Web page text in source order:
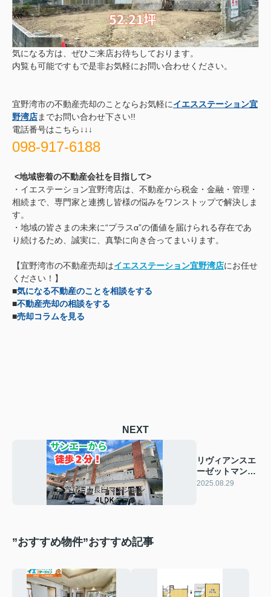
気になる方は、ぜひご来店お待ちしております。
内覧も可能ですもで是非お気軽にお問い合わせください。
宜野湾市の不動産売却のことならお気軽にイエスステーション宜
野湾店までお問い合わせ下さい!!
電話番号はこちら↓↓↓
098-917-6188
<地域密着の不動産会社を目指して>
・イエステーション宜野湾店は、不動産から税金・金融・管理・
相続まで、専門家と連携し皆様の悩みをワンストップで解決しま
す。
・地域の皆さまの未来に“プラスα”の価値を届けられる存在であ
り続けるため、誠実に、真摯に向き合ってまいります。
【宜野湾市の不動産売却はイエスステーション宜野湾店にお任せ
ください！】
■気になる不動産のことを相談をする
■不動産売却の相談をする
■売却コラムを見る
NEXT
リヴィアンスエ
ーゼットマンシ
ョン☆彡
2025.08.29
”おすすめ物件”おすすめ記事